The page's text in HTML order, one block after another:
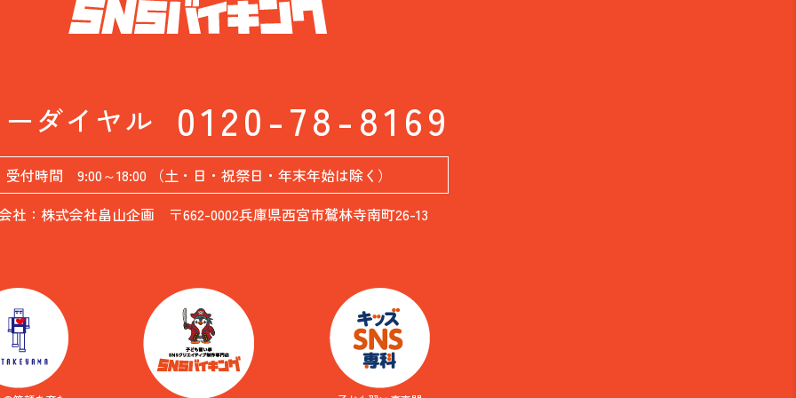
ダイヤル 0120-78-8169
受付時間 9:00～18:00 （土・日・祝祭日・年末年始は除く）
社：株式会社畠山企画 〒662-0002兵庫県西宮市鷲林寺南町26-13